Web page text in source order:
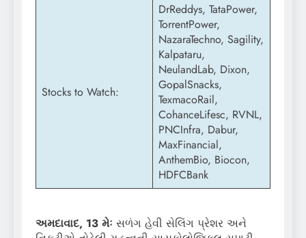
Stocks to Watch:
DrReddys, TataPower,
TorrentPower,
NazaraTechno, Sagility,
Kalpataru,
NeulandLab, Dixon,
GopalSnacks,
TexmacoRail,
CohanceLifesc, RVNL,
PNCInfra, Dabur,
MaxFinancial,
AnthemBio, Biocon,
HDFCBank
અમદાવાદ, 13 મેઃ સળંગ હેવી સેલિંગ પ્રેશર અને